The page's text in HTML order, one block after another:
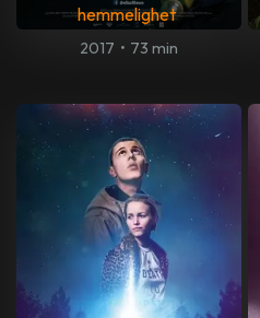
hemmelighet
2017 • 73 min